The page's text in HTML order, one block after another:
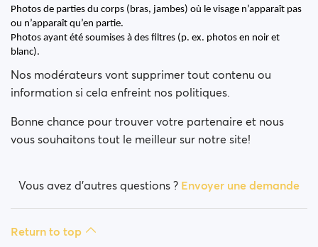
Photos de parties du corps (bras, jambes) où le visage n’apparaît pas
ou n’apparaît qu’en partie.
Photos ayant été soumises à des filtres (p. ex. photos en noir et
blanc).
Nos modérateurs vont supprimer tout contenu ou
information si cela enfreint nos politiques.
Bonne chance pour trouver votre partenaire et nous
vous souhaitons tout le meilleur sur notre site!
Vous avez d’autres questions ? Envoyer une demande
Return to top